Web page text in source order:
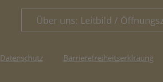
Über uns: Leitbild /
Datenschutz Barrierefreiheitserklräung